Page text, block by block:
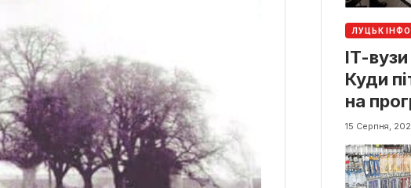
ЛУЦЬК ІНФО
ІТ-
Куди
на
15 Серпня,